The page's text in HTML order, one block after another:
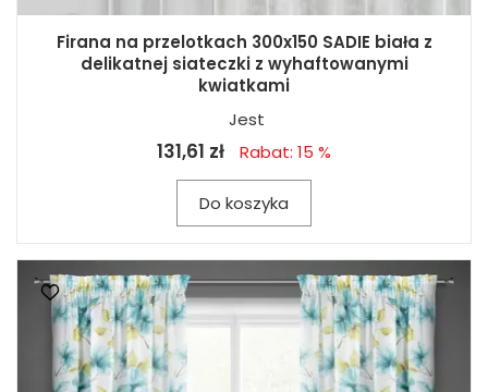
Firana na przelotkach 300x150 SADIE biała z
delikatnej siateczki z wyhaftowanymi
kwiatkami
Jest
131,61 zł Rabat: 15 %
Do koszyka